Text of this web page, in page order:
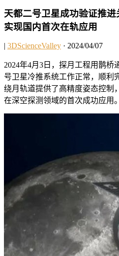
天都二号卫星成功验证推
实现国内首次在轨应用
| 3DScienceValley · 2024/04/07
2024年4月3日，探月工程用鹊
号卫星冷推系统工作正常，顺利
绕月轨道提供了高精度姿态控制
在深空探测领域的首次成功应用。